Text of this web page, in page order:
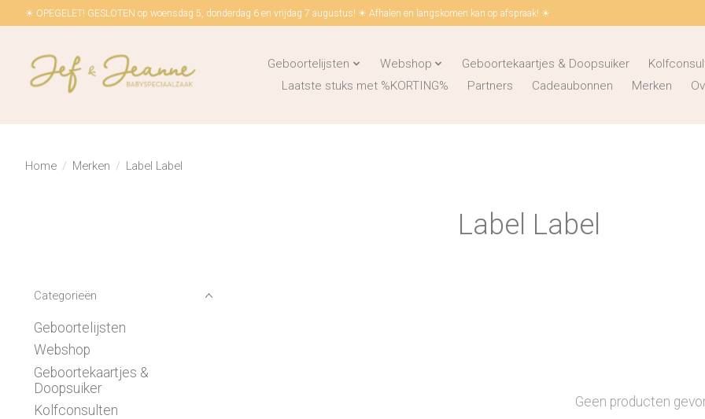
☀ OPEGELET! GESLOTEN op woensdag 5, donderdag 6 en vrijdag 7 augustus! ☀ Afhalen en langskomen kan op afspraak! ☀
Geboortelijsten Webshop Geboortekaartjes & Doopsuiker
Laatste stuks met %KORTING%
Partners Cadeaubonnen Merken
Home / Merken / Label Label
Label Label
Categorieën
Geboortelijsten
Webshop
Geboortekaartjes &
Doopsuiker
Kolfconsulten
Geen producten